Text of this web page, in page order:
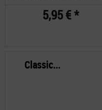
5,95 € *
Classic...